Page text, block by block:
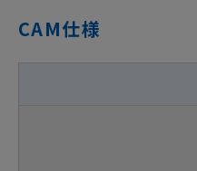
CAM仕様